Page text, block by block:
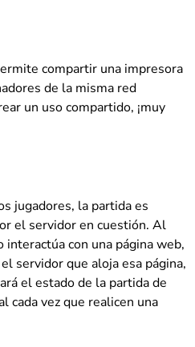
compartir una impresora
de la misma red
un uso compartido, ¡muy
jugadores, la partida es
el servidor en cuestión. Al
interactúa con una página web,
servidor que aloja esa página,
el estado de la partida de
cada vez que realicen una